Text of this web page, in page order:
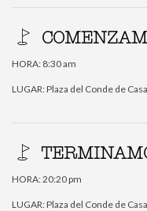
HORA: 8:30 am
LUGAR: Plaza del Conde de
HORA: 20:20 pm
LUGAR: Plaza del Conde de